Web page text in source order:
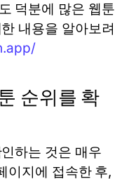
덕분에 많은 웹툰
내용을 알아보려
순위를 확
하는 것은 매우
이지에 접속한 후,